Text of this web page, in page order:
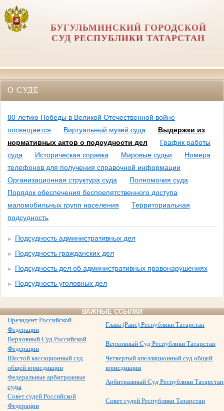
БУГУЛЬМИНСКИЙ ГОРОДСКОЙ
СУД РЕСПУБЛИКИ ТАТАРСТАН
О СУДЕ
80-летию Победы в Великой Отечественной войне
посвящается
Виртуальный музей суда
Выдержки из
нормативных актов о подсудности дел
График работы
суда
Историческая справка Мировые судьи
Номера
телефонов для получения справочной информации
Организационная структура суда
Полномочия суда
Порядок обеспечения беспрепятственного доступа
маломобильных групп населения
Территориальная
подсудность
Подсудность административных дел
Подсудность гражданских дел
Подсудность дел об административных правонарушениях
Подсудность уголовных дел
ВАЖНЫЕ ССЫЛКИ
Президент Российской
Федерации
Глава (Раис) Республики Татарстан
Верховный Суд Российской
Федерации
Верховный Суд Республики Татарстан
Шестой кассационный суд
общей юрисдикции
Четвертый апелляционный суд общей
юрисдикции
Федеральные арбитражные
суды
Арбитражный Суд Республики Татарстан
Совет судей Российской
Федерации
Совет судей Республики Татарстан